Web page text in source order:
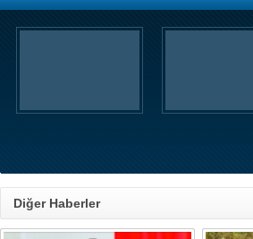
Diğer Haberler